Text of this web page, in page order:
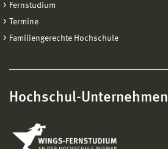
Fernstudium
Termine
Familiengerechte Hochschule
Hochschul-Unternehmen